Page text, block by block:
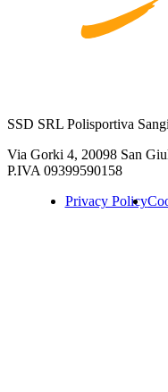
SSD SRL Polisportiva
Via Gorki 4, 20098 San
P.IVA 09399590158
Privacy Policy